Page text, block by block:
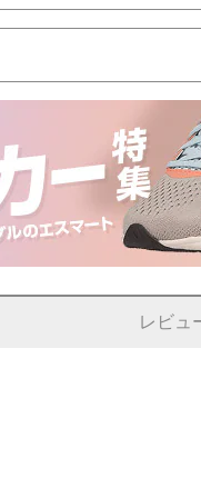
レビュ